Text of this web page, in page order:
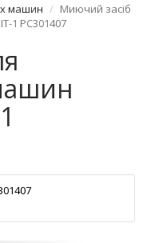
машин
Миючий засіб
1 PC301407